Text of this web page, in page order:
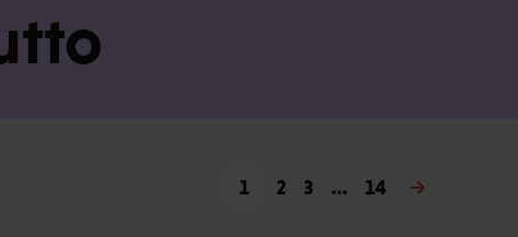
1 2 3 … 14
Seuraava »